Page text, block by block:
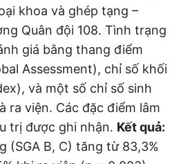
khoa và ghép tạng –
Quân đội 108. Tình trạng
giá bằng thang điểm
Assessment), chỉ số khối
và một số chỉ số sinh
ra viện. Các đặc điểm lâm
trị được ghi nhận. Kết quả:
(SGA B, C) tăng từ 83,3%